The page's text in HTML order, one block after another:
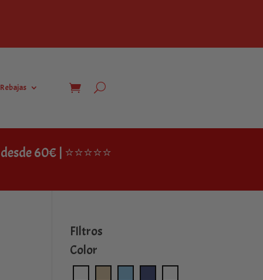
Rebajas
60€ | ⭐⭐⭐⭐⭐
FIltros
Color